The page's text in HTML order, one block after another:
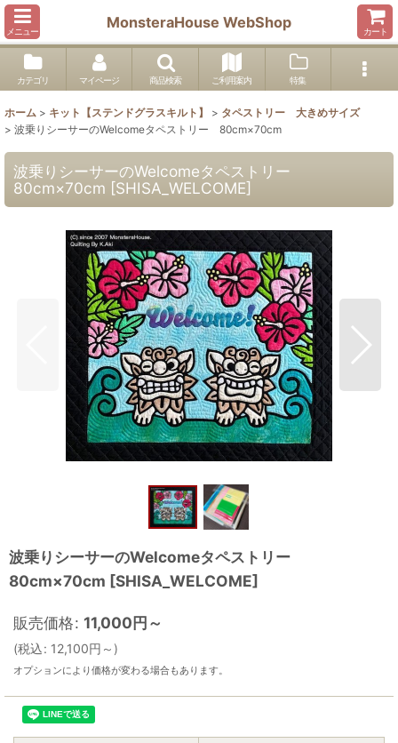
メニュー
MonsteraHouse WebShop
カート
カテゴリ マイページ 商品検索 ご利用案内 特集
ホーム > キット【ステンドグラスキルト】 > タペストリー 大きめサイズ
> 波乗りシーサーのWelcomeタペストリー 80cm×70cm
波乗りシーサーのWelcomeタペストリー
80cm×70cm [SHISA_WELCOME]
波乗りシーサーのWelcomeタペストリー
80cm×70cm [SHISA_WELCOME]
販売価格: 11,000円～
(税込: 12,100円 ～ )
オプションにより価格が変わる場合もあります。